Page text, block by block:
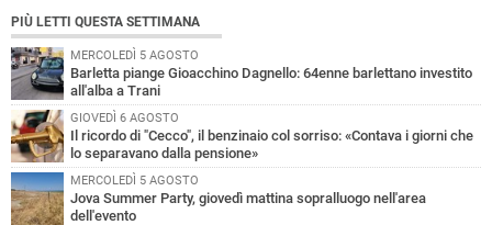
PIÙ LETTI QUESTA SETTIMANA
MERCOLEDÌ 5 AGOSTO
Barletta piange Gioacchino Dagnello: 64enne barlettano investito
all'alba a Trani
GIOVEDÌ 6 AGOSTO
Il ricordo di "Cecco", il benzinaio col sorriso: «Contava i giorni che
lo separavano dalla pensione»
MERCOLEDÌ 5 AGOSTO
Jova Summer Party, giovedì mattina sopralluogo nell'area
dell'evento